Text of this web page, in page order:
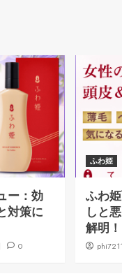
ー：効
対策に
0
ふわ姫
ふわ
しと
解明！